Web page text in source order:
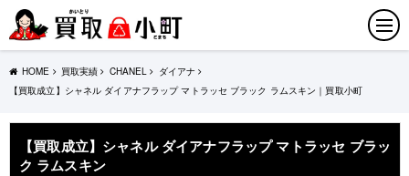
HOME 買取実績 CHANEL
ダイアナ
【買取成立】シャネル ダイアナフラップ マトラッセ ブラック ラムスキン｜買取小町
【買取成立】シャネル ダイアナフラップ マトラッセ ブラッ
ク ラムスキン